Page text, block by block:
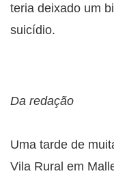
teria deixado um
suicídio.
Da redação
Uma tarde de
Vila Rural em